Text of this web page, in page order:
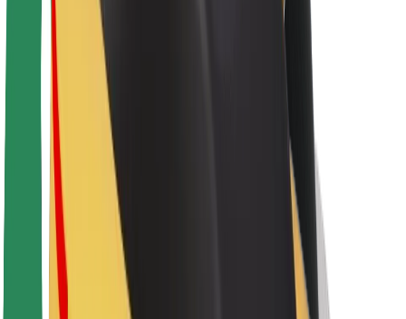
Blog
Novosti
Smjernice za brend
Misija
Odnosi s investitorima
Vodstvo
Urban Fund
Sigurnost